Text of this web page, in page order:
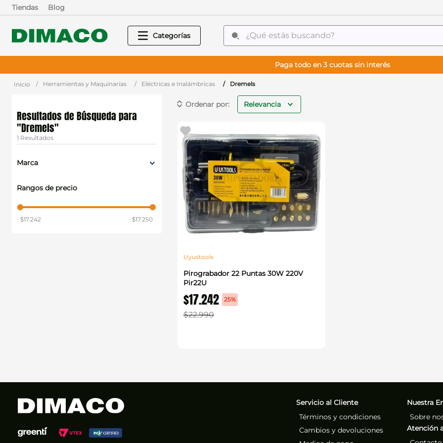
Tiendas Blog
¿Qué estás buscando?
Paga todo en 3 cuotas sin interés
Herramientas y Maquinarias Eléctricas e Inalámbricas Dremels
Dremels
1
Marca
Rangos de precio
$17.242 $17.250
Relevancia
Uyustools
Pirograbador 22 Puntas 30W 220V
Pir22U
$17.242 25%
$22.990
Servicio al Cliente
Términos y condiciones
Cambios y devoluciones
Nuestra
Sobre
Atención